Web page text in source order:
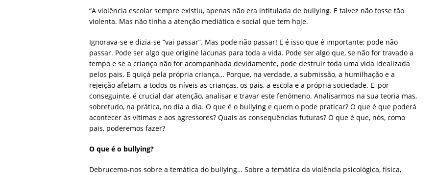
“A violência escolar sempre existiu, apenas não era intitulada de bullying. E talvez não fosse tão
violenta. Mas não tinha a atenção mediática e social que tem hoje.
Ignorava-se e dizia-se “vai passar”. Mas pode não passar! E é isso que é importante; pode não
passar. Pode ser algo que origine lacunas para toda a vida. Pode ser algo que, se não for travado a
tempo e se a criança não for acompanhada devidamente, pode destruir toda uma vida idealizada
pelos pais. E quiçá pela própria criança… Porque, na verdade, a submissão, a humilhação e a
rejeição afetam, a todos os níveis as crianças, os pais, a escola e a própria sociedade. E, por
conseguinte, é crucial dar atenção, analisar e travar este fenómeno. Analisarmos na sua teoria mas,
sobretudo, na prática, no dia a dia. O que é o bullying e quem o pode praticar? O que é que poderá
acontecer às vítimas e aos agressores? Quais as consequências futuras? O que é que, nós, como
pais, poderemos fazer?
O que é o bullying?
Debrucemo-nos sobre a temática do bullying… Sobre a temática da violência psicológica, física,